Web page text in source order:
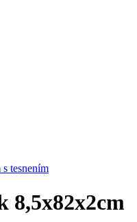
tesnením
8,5x82x2cm